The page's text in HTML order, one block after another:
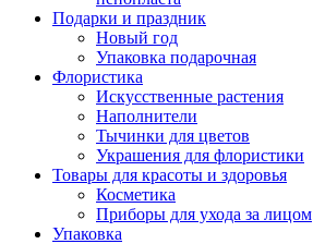
Подарки и праздник
Новый год
Упаковка подарочная
Флористика
Искусственные растения
Наполнители
Тычинки для цветов
Украшения для флористики
Товары для красоты и здоровья
Косметика
Приборы для ухода за лицом
Упаковка